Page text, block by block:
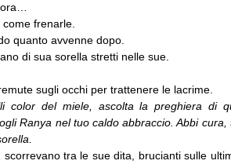
frenarle.
quanto avvenne dopo.
di sua sorella stretti nelle sue.
sugli occhi per trattenere le lacrime.
color del miele, ascolta la preghiera di
Ranya nel tuo caldo abbraccio. Abbi cura,
tra le sue dita, brucianti sulle